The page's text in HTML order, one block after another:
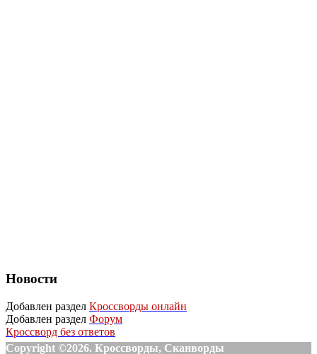
Новости
Добавлен раздел Кроссворды онлайн
Добавлен раздел Форум
Кроссворд без ответов
Copyright ©2026. Кроссворды, Сканворды